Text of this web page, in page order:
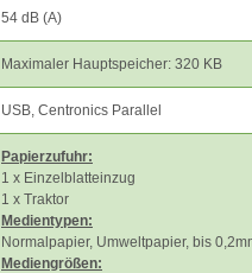
54 dB (A)
Maximaler Hauptspeicher: 320 KB
USB, Centronics Parallel
Papierzufuhr:
1 x Einzelblatteinzug
1 x Traktor
Medientypen:
Normalpapier, Umweltpapier, bis
Mediengrößen: